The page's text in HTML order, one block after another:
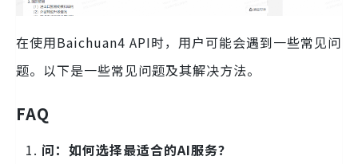
在使用Baichuan4 API时，用户可能会遇到一些常见问
题。以下是一些常见问题及其解决方法。
FAQ
问：如何选择最适合的AI服务？